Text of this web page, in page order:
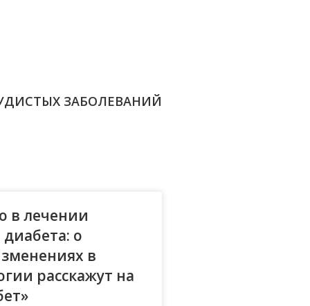
ЗАБОЛЕВАНИЙ
в лечении
диабета: о
в
расскажут на